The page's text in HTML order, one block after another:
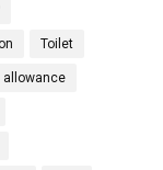
Toilet
allowance